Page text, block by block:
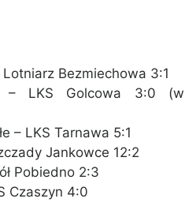
Bezmiechowa 3:1
– LKS Golcowa 3:0 (w
– LKS Tarnawa 5:1
Jankowce 12:2
Pobiedno 2:3
Czaszyn 4:0